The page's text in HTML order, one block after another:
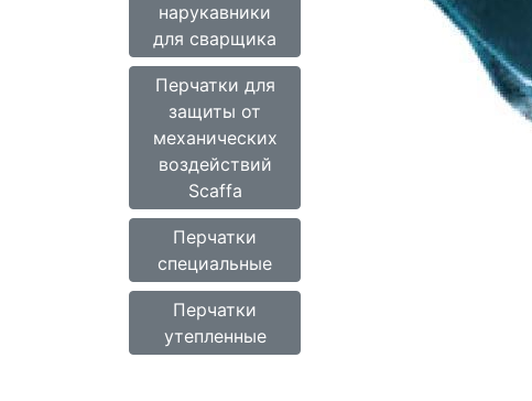
нарукавники
для сварщика
Перчатки для
защиты от
механических
воздействий
Scaffa
Перчатки
специальные
Перчатки
утепленные